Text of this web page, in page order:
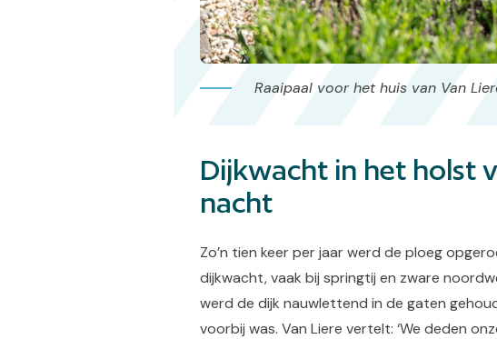
Raaipaal voor het huis van Van
Dijkwacht in het holst
nacht
Zo’n tien keer per jaar werd de ploeg
dijkwacht, vaak bij springtij en zware
werd de dijk nauwlettend in de gaten
voorbij was. Van Liere vertelt: ‘We deden